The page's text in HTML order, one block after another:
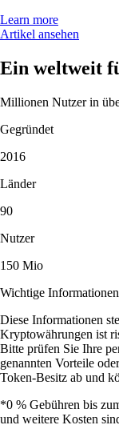
Learn more
Artikel ansehen
Ein weltweit
Millionen Nutzer in
Gegründet
2016
Länder
90
Nutzer
150 Mio
Wichtige Informationen
Diese Informationen
Kryptowährungen ist
Bitte prüfen Sie Ihre
genannten Vorteile
Token-Besitz ab und
*0 % Gebühren bis
und weitere Kosten